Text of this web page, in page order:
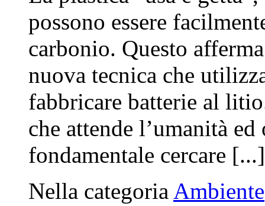
possono essere
carbonio. Questo
nuova tecnica che
fabbricare batterie al
che attende l’umanità
fondamentale cercare [...]
Nella categoria Ambiente